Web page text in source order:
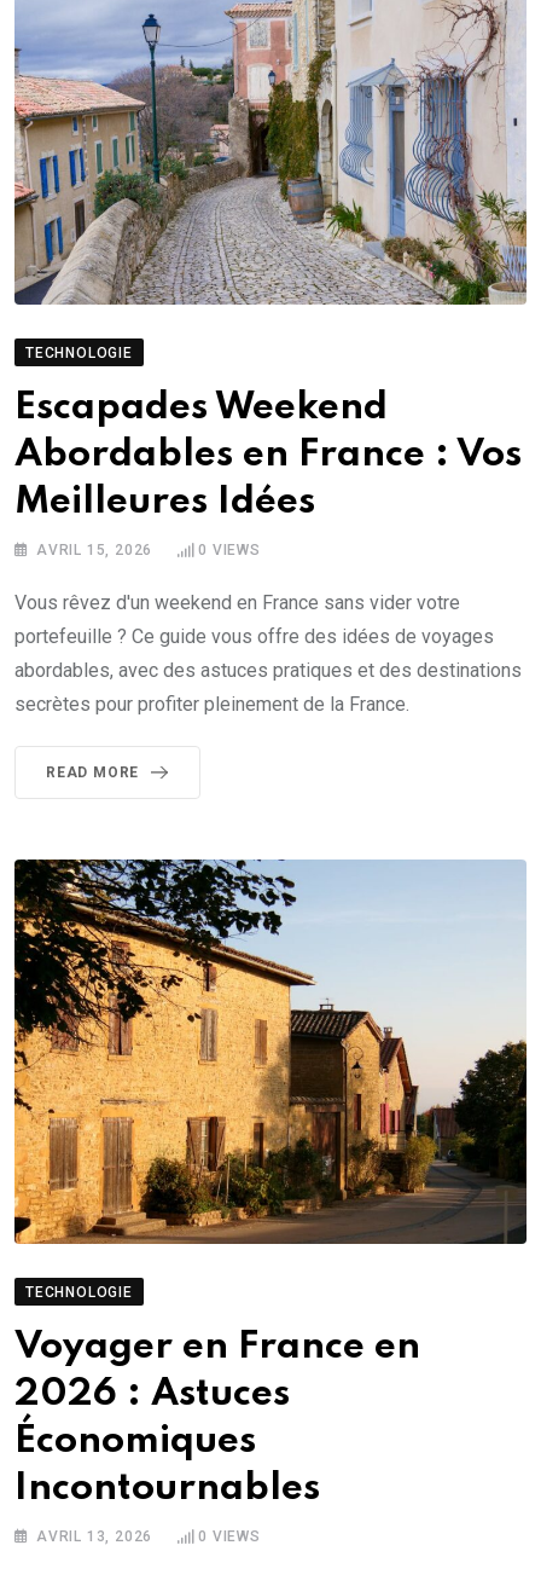
TECHNOLOGIE
Escapades Weekend
Abordables en France : Vos
Meilleures Idées
AVRIL 15, 2026 0 VIEWS
Vous rêvez d'un weekend en France sans vider votre
portefeuille ? Ce guide vous offre des idées de voyages
abordables, avec des astuces pratiques et des destinations
secrètes pour profiter pleinement de la France.
READ MORE
TECHNOLOGIE
Voyager en France en
2026 : Astuces
Économiques
Incontournables
AVRIL 13, 2026 0 VIEWS